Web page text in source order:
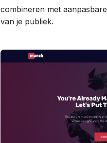
combineren met aanpasbare
van je publiek.